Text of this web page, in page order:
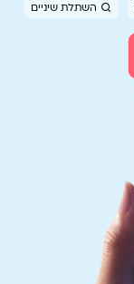
השתלת שיניים